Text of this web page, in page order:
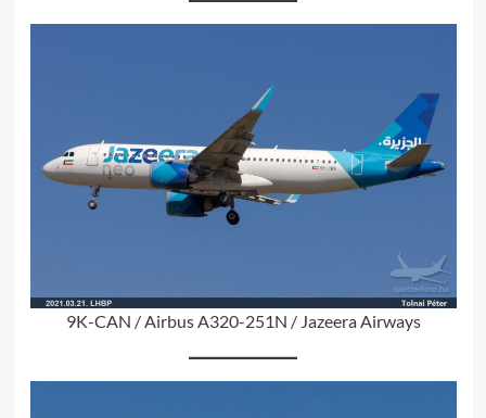
9K-CAN / Airbus A320-251N / Jazeera Airways